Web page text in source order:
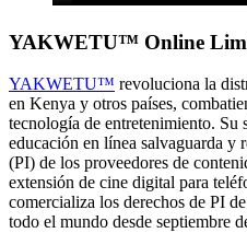
YAKWETU™ Online
YAKWETU™ revoluciona la
en Kenya y otros países,
tecnología de entretenimiento. Su
educación en línea salvaguarda y
(PI) de los proveedores de
extensión de cine digital para
comercializa los derechos de PI
todo el mundo desde septiembre